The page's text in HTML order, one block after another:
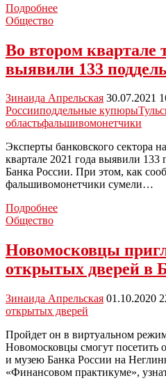
ПодробнееБанк
перечень
сомнительных
операций
Общество
Во втором квартале
выявили 133
Зинаида Апрельская 30.07.2021
Россииподдельные купюры
областьфальшивомонетчики
Эксперты банковского сектора
квартале 2021 года выявили
Банка России. При этом, как
фальшивомонетчики сумели…
ПодробнееВо
тульские
банкиры
выявили
поддельные
купюры
Общество
Новомосковцы
открытых дверей в
Зинаида Апрельская 01.10.2020
открытых дверей
Пройдет он в виртуальном
Новомосковцы смогут посетить
и музею Банка России на
«Финансовом практикуме»,